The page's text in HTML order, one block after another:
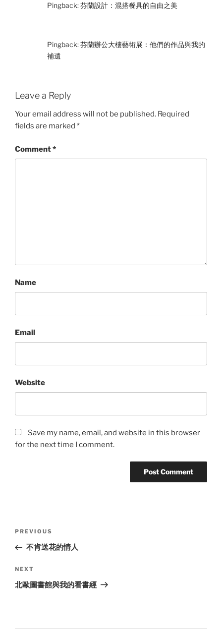
Pingback:芬蘭設計：混搭餐具的自由之美
Pingback:芬蘭辦公大樓藝術展：他們的作品與我的
補遺
Leave a Reply
Your email address will not be published. Required
fields are marked *
Comment*
Name
Email
Website
Save my name, email, and website in this browser
for the next time I comment.
Previous
Post
PREVIOUS
不肯送花的情人
Next
Post
NEXT
北歐圖書館與我的看書經